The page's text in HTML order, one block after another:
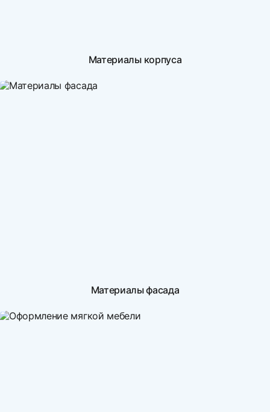
Материалы корпуса
Материалы фасада